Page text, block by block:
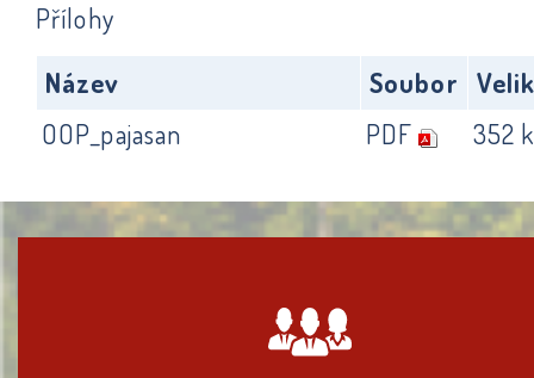
Přílohy
Název
Soubor
OOP_pajasan
PDF 352